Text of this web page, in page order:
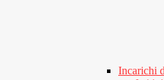
Incarichi